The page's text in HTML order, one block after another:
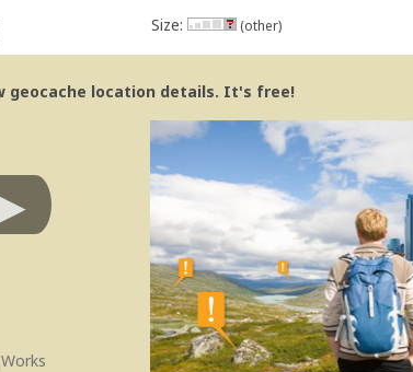
Size: (other)
geocache location details. It's free!